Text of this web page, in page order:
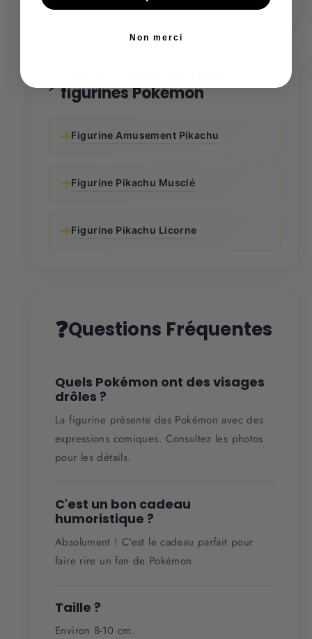
⚡figurines Pokémon
→Figurine Amusement Pikachu
→Figurine Pikachu Musclé
→Figurine Pikachu Licorne
❓Questions Fréquentes
Quels Pokémon ont des visages
drôles ?
La figurine présente des Pokémon avec des
expressions comiques. Consultez les photos
pour les détails.
C'est un bon cadeau
humoristique ?
Absolument ! C'est le cadeau parfait pour
faire rire un fan de Pokémon.
Taille ?
Environ 8-10 cm.
Non merci